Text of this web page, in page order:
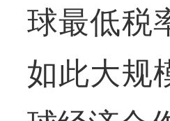
球最低税
如此大规